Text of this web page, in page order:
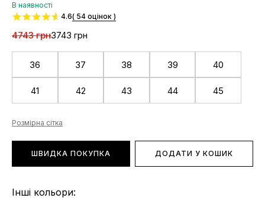
В наявності
4.6( 54 оцінок )
4743 грн3743 грн
36 37 38 39 40
41 42 43 44 45
Розмірна сітка
ШВИДКА ПОКУПКА ДОДАТИ У КОШИК
Інші кольори: